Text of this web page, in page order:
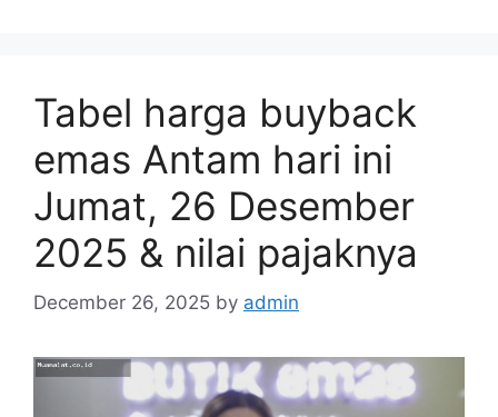
Tabel harga buyback
emas Antam hari ini
Jumat, 26 Desember
2025 & nilai pajaknya
December 26, 2025 by admin